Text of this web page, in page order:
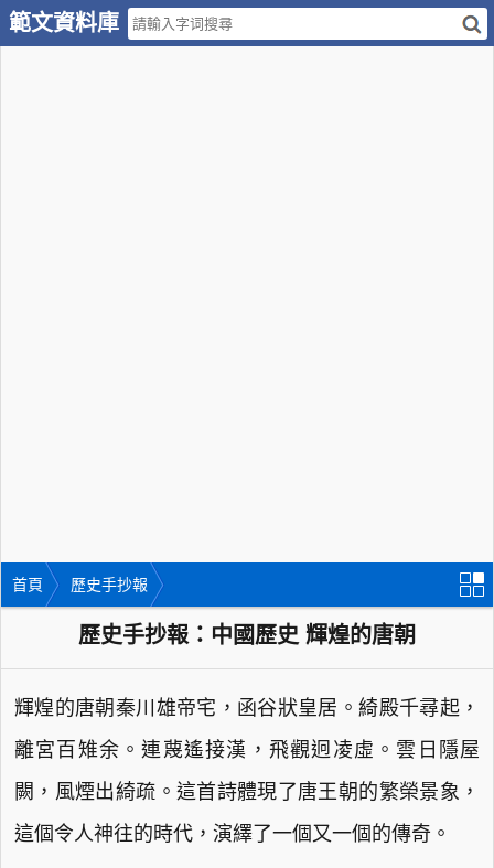
範文資料庫
首頁 歷史手抄報
歷史手抄報：中國歷史 輝煌的唐朝
輝煌的唐朝秦川雄帝宅，函谷狀皇居。綺殿千尋起，
離宮百雉余。連蔑遙接漢，飛觀迥凌虛。雲日隱屋
闕，風煙出綺疏。這首詩體現了唐王朝的繁榮景象，
這個令人神往的時代，演繹了一個又一個的傳奇。